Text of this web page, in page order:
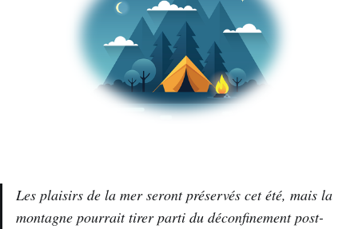
Les plaisirs de la mer seront préservés cet été, mais la
montagne pourrait tirer parti du déconfinement post-